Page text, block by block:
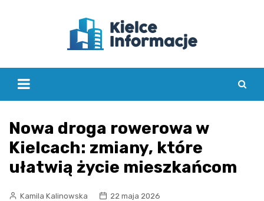
Nowa droga rowerowa w
Kielcach: zmiany, które
ułatwią życie mieszkańcom
Kamila Kalinowska
22 maja 2026